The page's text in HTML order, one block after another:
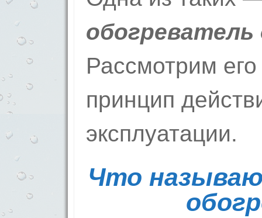
обогреватель
Рассмотрим
принцип
эксплуатации.
Что